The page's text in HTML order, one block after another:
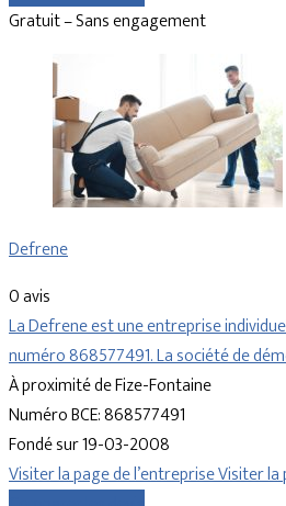
Gratuit – Sans engagement
Defrene
0 avis
La Defrene est une entreprise
numéro 868577491. La société de
À proximité de Fize-Fontaine
Numéro BCE: 868577491
Fondé sur 19-03-2008
Visiter la page de l’entrepriseVisiter la